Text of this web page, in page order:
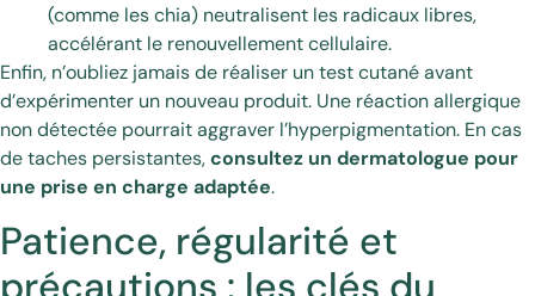
(comme les chia) neutralisent les radicaux libres,
accélérant le renouvellement cellulaire.
Enfin, n’oubliez jamais de réaliser un test cutané avant
d’expérimenter un nouveau produit. Une réaction allergique
non détectée pourrait aggraver l’hyperpigmentation. En cas
de taches persistantes,consultez un dermatologue pour
une prise en charge adaptée.
Patience, régularité et